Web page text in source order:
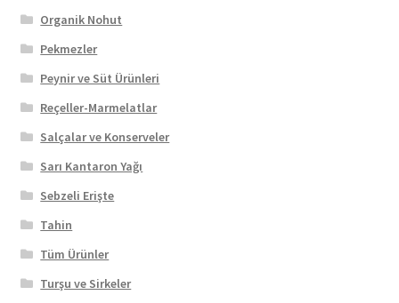
Organik Nohut
Pekmezler
Peynir ve Süt Ürünleri
Reçeller-Marmelatlar
Salçalar ve Konserveler
Sarı Kantaron Yağı
Sebzeli Erişte
Tahin
Tüm Ürünler
Turşu ve Sirkeler